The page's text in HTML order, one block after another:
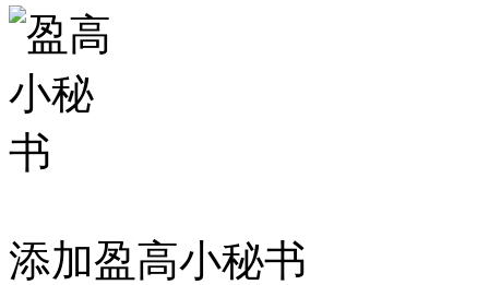
添加盈高小秘书